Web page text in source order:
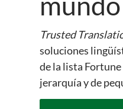
Trusted
soluciones
de la lista
jerarquía y de